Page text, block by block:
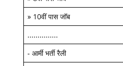
» 10वीं पास जॉब
...............
- आर्मी भर्ती रैली